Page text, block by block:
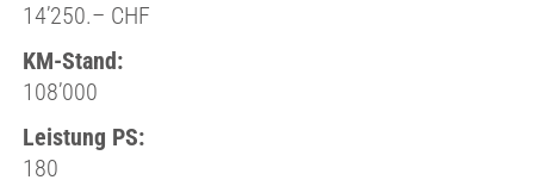
14’250.– CHF
KM-Stand:
108’000
Leistung PS:
180